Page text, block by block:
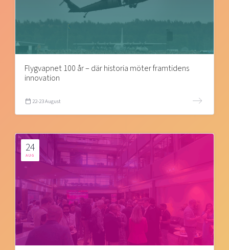
Flygvapnet 100 år – där historia möter framtidens
innovation
22-23 August
24
AUG